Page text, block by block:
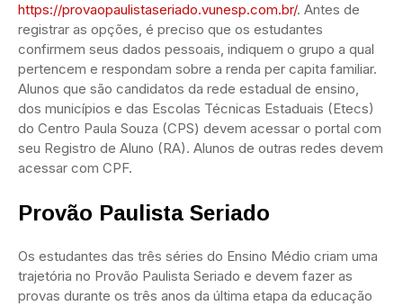
https://provaopaulistaseriado.vunesp.com.br/. Antes de
registrar as opções, é preciso que os estudantes
confirmem seus dados pessoais, indiquem o grupo a qual
pertencem e respondam sobre a renda per capita familiar.
Alunos que são candidatos da rede estadual de ensino,
dos municípios e das Escolas Técnicas Estaduais (Etecs)
do Centro Paula Souza (CPS) devem acessar o portal com
seu Registro de Aluno (RA). Alunos de outras redes devem
acessar com CPF.
Provão Paulista Seriado
Os estudantes das três séries do Ensino Médio criam uma
trajetória no Provão Paulista Seriado e devem fazer as
provas durante os três anos da última etapa da educação